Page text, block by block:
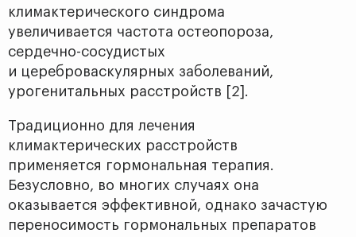
климактерического синдрома
увеличивается частота остеопороза,
сердечно-сосудистых
и цереброваскулярных заболеваний,
урогенитальных расстройств [2].
Традиционно для лечения
климактерических расстройств
применяется гормональная терапия.
Безусловно, во многих случаях она
оказывается эффективной, однако зачастую
переносимость гормональных препаратов